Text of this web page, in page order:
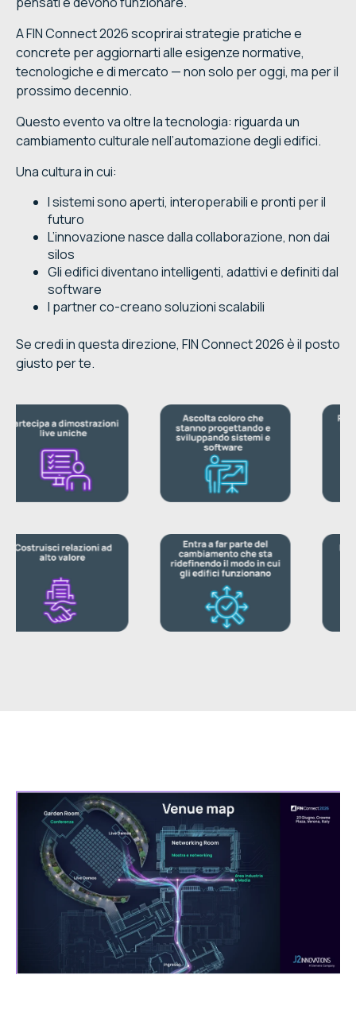
A FIN Connect 2026 scoprirai strategie pratiche e
concrete per aggiornarti alle esigenze normative,
tecnologiche e di mercato — non solo per oggi, ma per il
prossimo decennio.
Questo evento va oltre la tecnologia: riguarda un
cambiamento culturale nell’automazione degli edifici.
Una cultura in cui:
I sistemi sono aperti, interoperabili e pronti per il
futuro
L’innovazione nasce dalla collaborazione, non dai
silos
Gli edifici diventano intelligenti, adattivi e definiti dal
software
I partner co-creano soluzioni scalabili
Se credi in questa direzione, FIN Connect 2026 è il posto
giusto per te.